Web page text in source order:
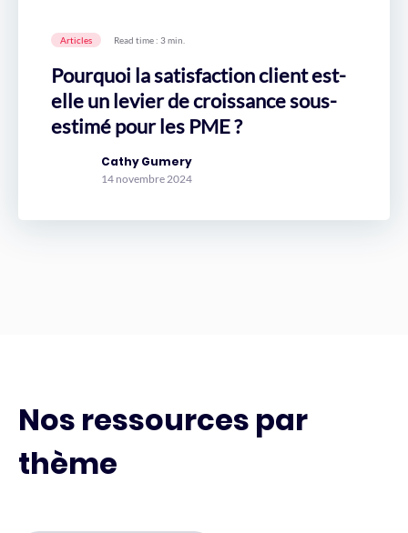
Articles Read time : 3 min.
Pourquoi la satisfaction client est-
elle un levier de croissance sous-
estimé pour les PME ?
Cathy Gumery
14 novembre 2024
Nos ressources par
thème